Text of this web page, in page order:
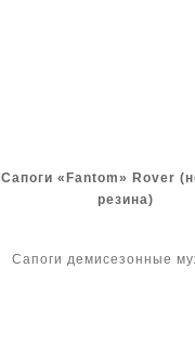
Сапоги «Fantom» Rover
резина)
Сапоги демисезонные